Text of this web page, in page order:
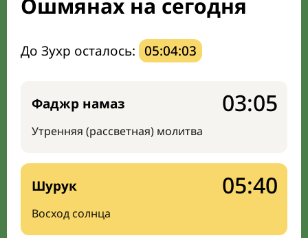
Ошмянах на сегодня
До Зухр осталось: 05:04:02
Фаджр намаз
Утренняя (рассветная) молитва
03:05
Шурук
Восход солнца
05:40